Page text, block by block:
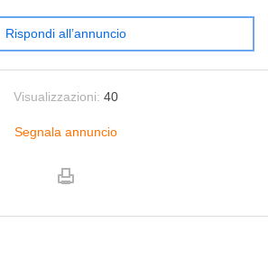
Rispondi all’annuncio
Visualizzazioni: 40
Segnala annuncio